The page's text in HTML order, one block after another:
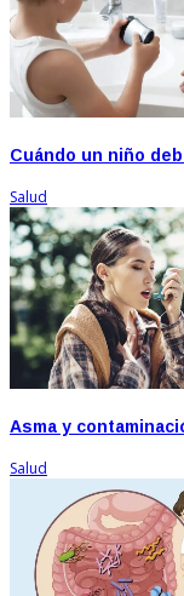
Cuándo un niño
Salud
Asma y
Salud